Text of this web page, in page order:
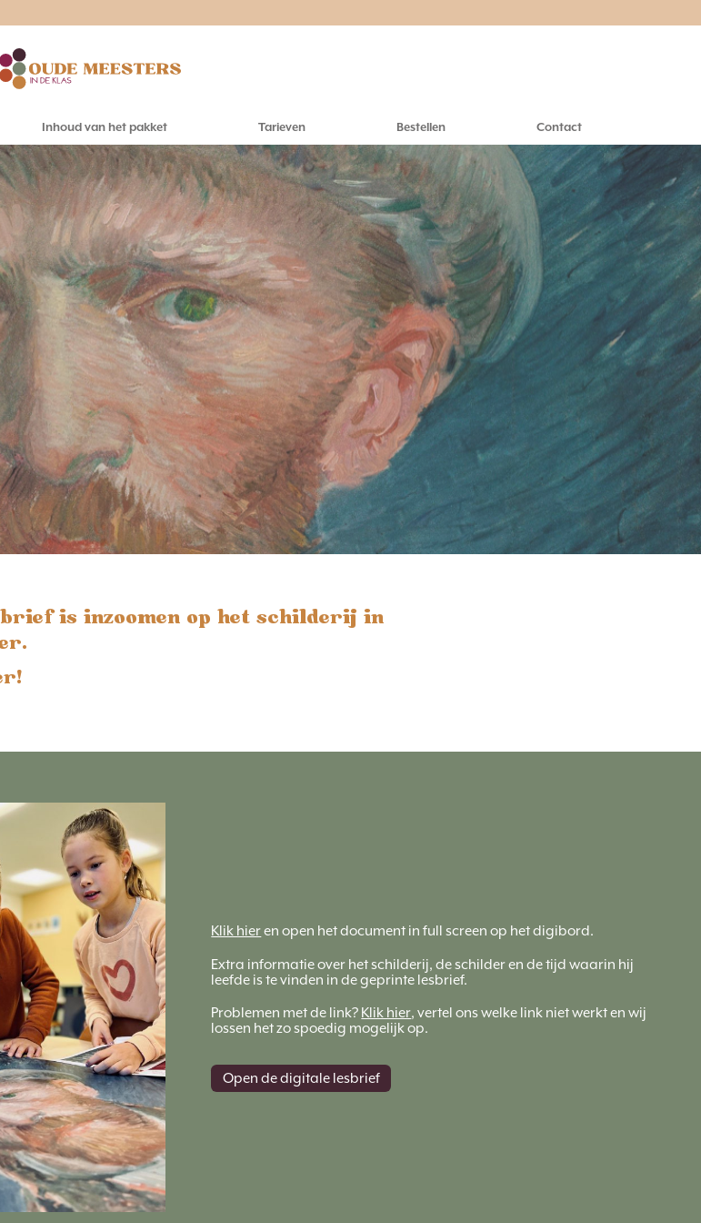
Inhoud van het pakket Tarieven Bestellen Contact
is inzoomen op het schilderij in
Klik hieren open het document in full screen op het digibord.
Extra informatie over het schilderij, de schilder en de tijd waarin hij
leefde is te vinden in de geprinte lesbrief.
Problemen met de link? Klik hier, vertel ons welke link niet werkt en wij
lossen het zo spoedig mogelijk op.
Open de digitale lesbrief